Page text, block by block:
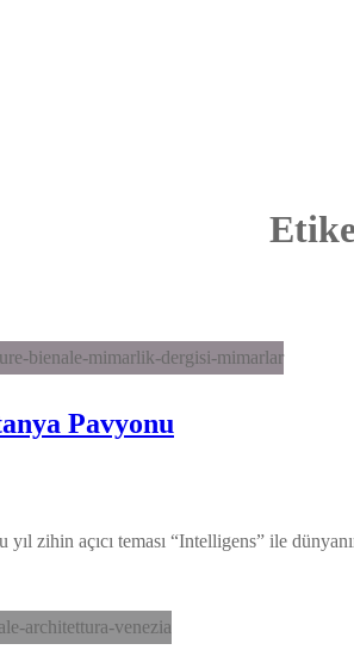
Pavyonu
zihin açıcı teması “Intelligens” ile